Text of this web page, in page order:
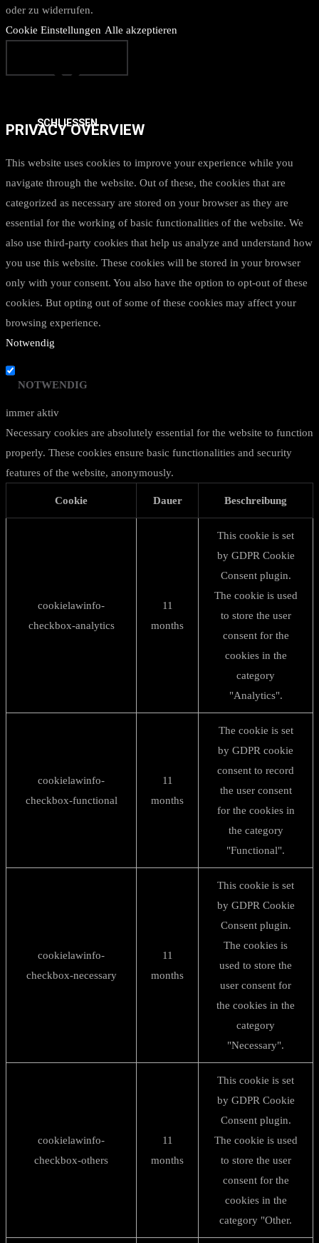
oder zu widerrufen.
Cookie Einstellungen Alle akzeptieren
SCHLIESSEN
PRIVACY OVERVIEW
This website uses cookies to improve your experience while you
navigate through the website. Out of these, the cookies that are
categorized as necessary are stored on your browser as they are
essential for the working of basic functionalities of the website. We
also use third-party cookies that help us analyze and understand how
you use this website. These cookies will be stored in your browser
only with your consent. You also have the option to opt-out of these
cookies. But opting out of some of these cookies may affect your
browsing experience.
Notwendig
NOTWENDIG
immer aktiv
Necessary cookies are absolutely essential for the website to function
properly. These cookies ensure basic functionalities and security
features of the website, anonymously.
Cookie Dauer Beschreibung
cookielawinfo-
checkbox-analytics
11
months
This cookie is set
by GDPR Cookie
Consent plugin.
The cookie is used
to store the user
consent for the
cookies in the
category
"Analytics".
cookielawinfo-
checkbox-functional
11
months
The cookie is set
by GDPR cookie
consent to record
the user consent
for the cookies in
the category
"Functional".
cookielawinfo-
checkbox-necessary
11
months
This cookie is set
by GDPR Cookie
Consent plugin.
The cookies is
used to store the
user consent for
the cookies in the
category
"Necessary".
cookielawinfo-
checkbox-others
11
months
This cookie is set
by GDPR Cookie
Consent plugin.
The cookie is used
to store the user
consent for the
cookies in the
category "Other.